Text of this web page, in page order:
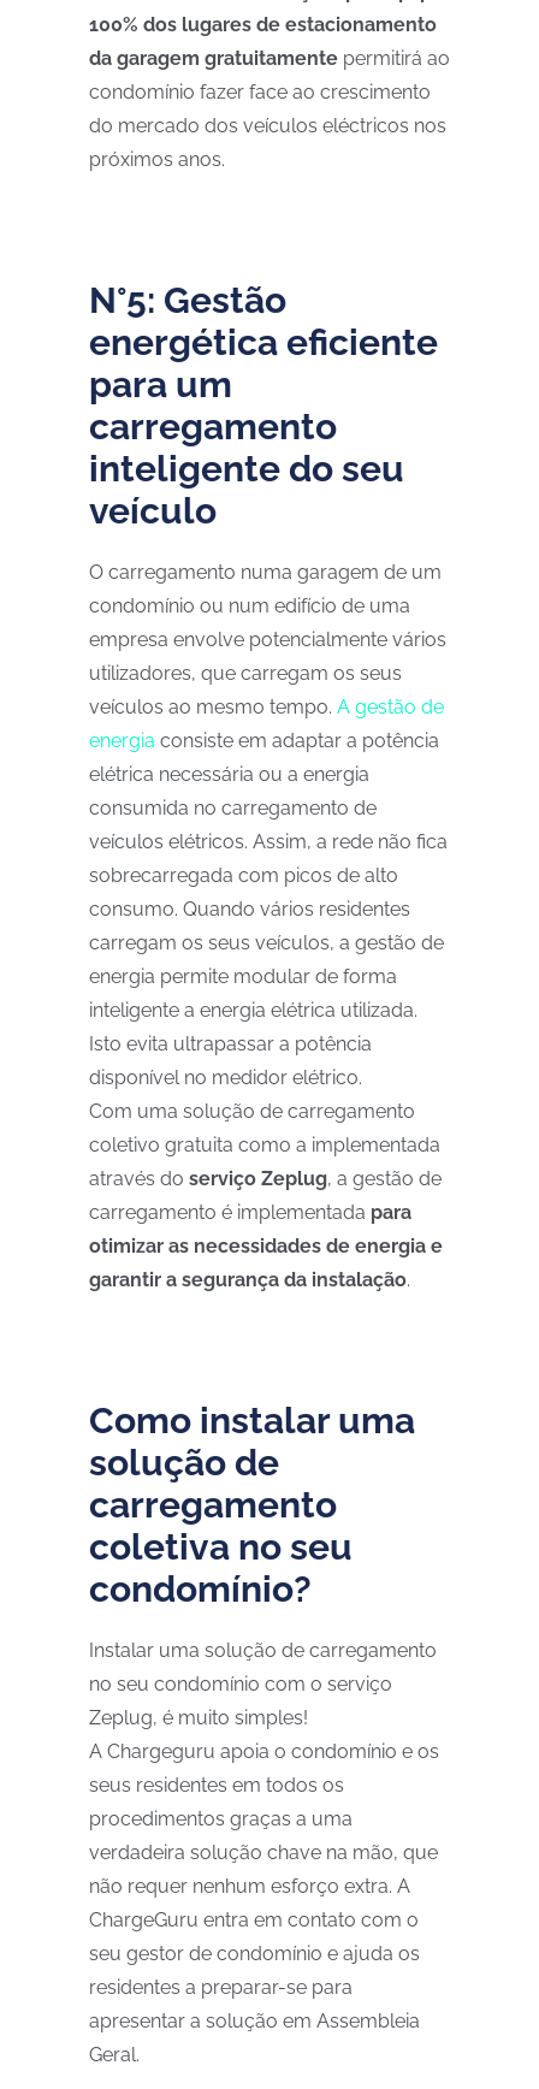
100% dos lugares de estacionamento
da garagem gratuitamente permitirá ao
condomínio fazer face ao crescimento
do mercado dos veículos eléctricos nos
próximos anos.
N°5: Gestão
energética eficiente
para um
carregamento
inteligente do seu
veículo
O carregamento numa garagem de um
condomínio ou num edifício de uma
empresa envolve potencialmente vários
utilizadores, que carregam os seus
veículos ao mesmo tempo. A gestão de
energia consiste em adaptar a potência
elétrica necessária ou a energia
consumida no carregamento de
veículos elétricos. Assim, a rede não fica
sobrecarregada com picos de alto
consumo. Quando vários residentes
carregam os seus veículos, a gestão de
energia permite modular de forma
inteligente a energia elétrica utilizada.
Isto evita ultrapassar a potência
disponível no medidor elétrico.
Com uma solução de carregamento
coletivo gratuita como a implementada
através do serviço Zeplug, a gestão de
carregamento é implementada para
otimizar as necessidades de energia e
garantir a segurança da instalação.
Como instalar uma
solução de
carregamento
coletiva no seu
condomínio?
Instalar uma solução de carregamento
no seu condomínio com o serviço
Zeplug, é muito simples!
A Chargeguru apoia o condomínio e os
seus residentes em todos os
procedimentos graças a uma
verdadeira solução chave na mão, que
não requer nenhum esforço extra. A
ChargeGuru entra em contato com o
seu gestor de condomínio e ajuda os
residentes a preparar-se para
apresentar a solução em Assembleia
Geral.